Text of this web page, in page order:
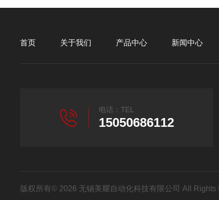
首页 关于我们 产品中心 新闻中心
电话：TEL
15050686112
版权所有© 2026 无锡美耀自动化科技有限公司 All